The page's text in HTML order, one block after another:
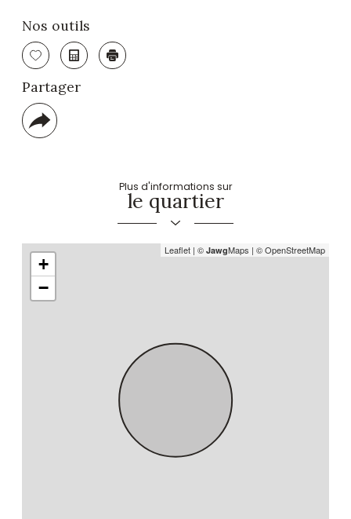
Nos outils
SélectionnerCalculatriceImprimer
Partager
Plus
de
Plus d'informations sur
le quartier
+
−
Leaflet | © JawgMaps | © OpenStreetMap